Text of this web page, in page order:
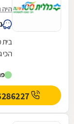
היה
04-6286227